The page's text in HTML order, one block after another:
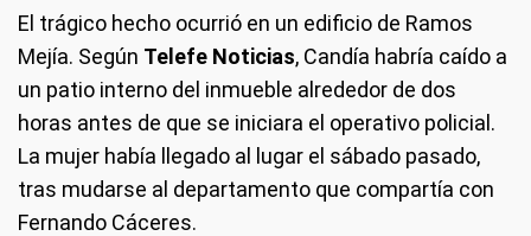
El trágico hecho ocurrió en un edificio de Ramos
Mejía. Según Telefe Noticias, Candía habría caído a
un patio interno del inmueble alrededor de dos
horas antes de que se iniciara el operativo policial.
La mujer había llegado al lugar el sábado pasado,
tras mudarse al departamento que compartía con
Fernando Cáceres.